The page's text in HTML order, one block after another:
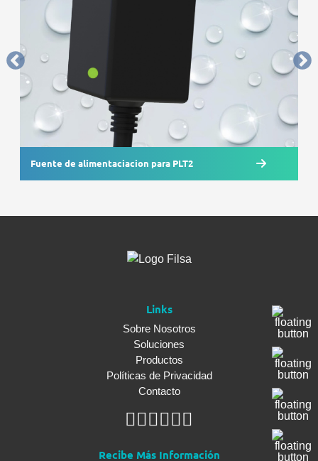
Fuente de alimentaciacion para PLT2
Links
Sobre Nosotros
Soluciones
Productos
Políticas de Privacidad
Contacto
Recibe Más Información